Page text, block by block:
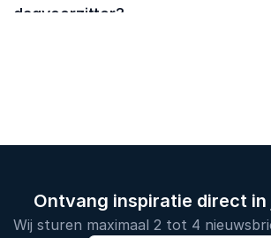
dagvoorzitter?
Ontvang inspiratie direct in
Wij sturen maximaal 2 tot 4